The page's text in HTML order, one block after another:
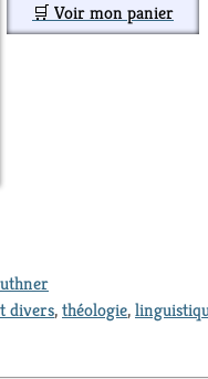
🛒 Voir mon panier
divers,théologie,